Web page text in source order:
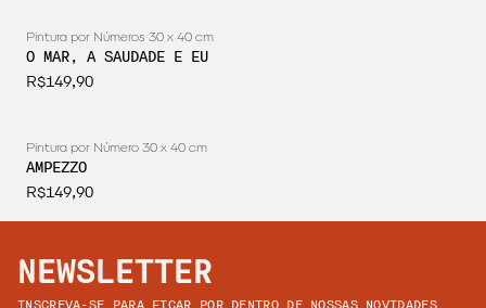
Pintura por Números 30 x 40 cm
O MAR, A SAUDADE E EU
R$149,90
Pintura por Número 30 x 40 cm
AMPEZZO
R$149,90
NEWSLETTER
INSCREVA-SE PARA FICAR POR DENTRO DE NOSSAS NOVIDADES